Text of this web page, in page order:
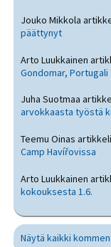
Jouko Mikkola
päättynyt
Arto Luukkainen
Gondomar, Portugali
Juha Suotmaa
arvokkaasta työstä
Teemu Oinas
Camp Havířovissa
Arto Luukkainen
kokouksesta 1.6.
Näytä kaikki